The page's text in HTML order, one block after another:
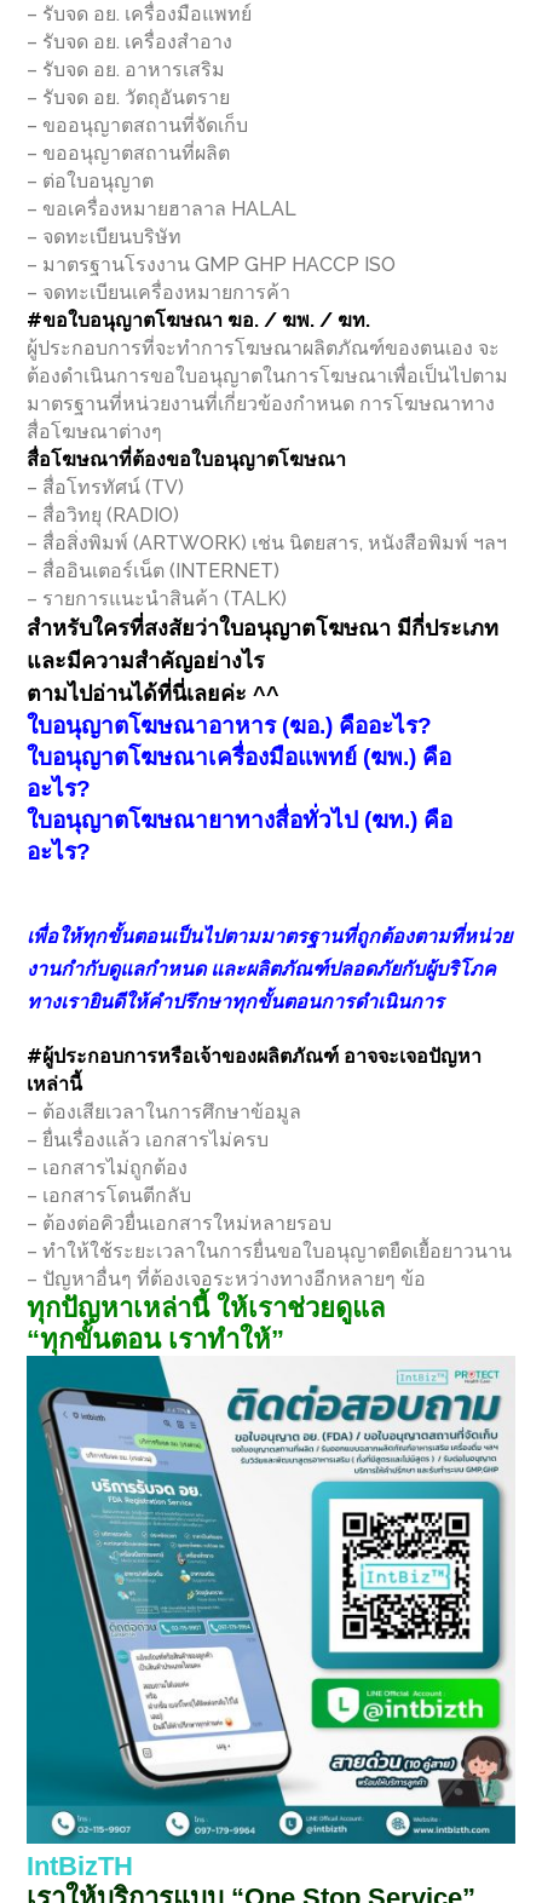
– รับจด อย. เครื่องมือแพทย์
– รับจด อย. เครื่องสำอาง
– รับจด อย. อาหารเสริม
– รับจด อย. วัตถุอันตราย
– ขออนุญาตสถานที่จัดเก็บ
– ขออนุญาตสถานที่ผลิต
– ต่อใบอนุญาต
– ขอเครื่องหมายฮาลาล HALAL
– จดทะเบียนบริษัท
– มาตรฐานโรงงาน GMP GHP HACCP ISO
– จดทะเบียนเครื่องหมายการค้า
#ขอใบอนุญาตโฆษณา ฆอ. / ฆพ. / ฆท.
ผู้ประกอบการที่จะทำการโฆษณาผลิตภัณฑ์ของตนเอง จะ
ต้องดำเนินการขอใบอนุญาตในการโฆษณาเพื่อเป็นไปตาม
มาตรฐานที่หน่วยงานที่เกี่ยวข้องกำหนด การโฆษณาทาง
สื่อโฆษณาต่างๆ
สื่อโฆษณาที่ต้องขอใบอนุญาตโฆษณา
– สื่อโทรทัศน์ (TV)
– สื่อวิทยุ (RADIO)
– สื่อสิ่งพิมพ์ (ARTWORK) เช่น นิตยสาร, หนังสือพิมพ์ ฯลฯ
– สื่ออินเตอร์เน็ต (INTERNET)
– รายการแนะนำสินค้า (TALK)
สำหรับใครที่สงสัยว่าใบอนุญาตโฆษณา มีกี่ประเภท
และมีความสำคัญอย่างไร
ตามไปอ่านได้ที่นี่เลยค่ะ ^^
ใบอนุญาตโฆษณาอาหาร (ฆอ.) คืออะไร?
ใบอนุญาตโฆษณาเครื่องมือแพทย์ (ฆพ.) คือ
อะไร?
ใบอนุญาตโฆษณายาทางสื่อทั่วไป (ฆท.) คือ
อะไร?
เพื่อให้ทุกขั้นตอนเป็นไปตามมาตรฐานที่ถูกต้องตามที่หน่วย
งานกำกับดูแลกำหนด และผลิตภัณฑ์ปลอดภัยกับผู้บริโภค
ทางเรายินดีให้คำปรึกษาทุกขั้นตอนการดำเนินการ
#ผู้ประกอบการหรือเจ้าของผลิตภัณฑ์ อาจจะเจอปัญหา
เหล่านี้
– ต้องเสียเวลาในการศึกษาข้อมูล
– ยื่นเรื่องแล้ว เอกสารไม่ครบ
– เอกสารไม่ถูกต้อง
– เอกสารโดนตีกลับ
– ต้องต่อคิวยื่นเอกสารใหม่หลายรอบ
– ทำให้ใช้ระยะเวลาในการยื่นขอใบอนุญาตยืดเยื้อยาวนาน
– ปัญหาอื่นๆ ที่ต้องเจอระหว่างทางอีกหลายๆ ข้อ
ทุกปัญหาเหล่านี้ ให้เราช่วยดูแล
“ทุกขั้นตอน เราทำให้”
IntBizTH